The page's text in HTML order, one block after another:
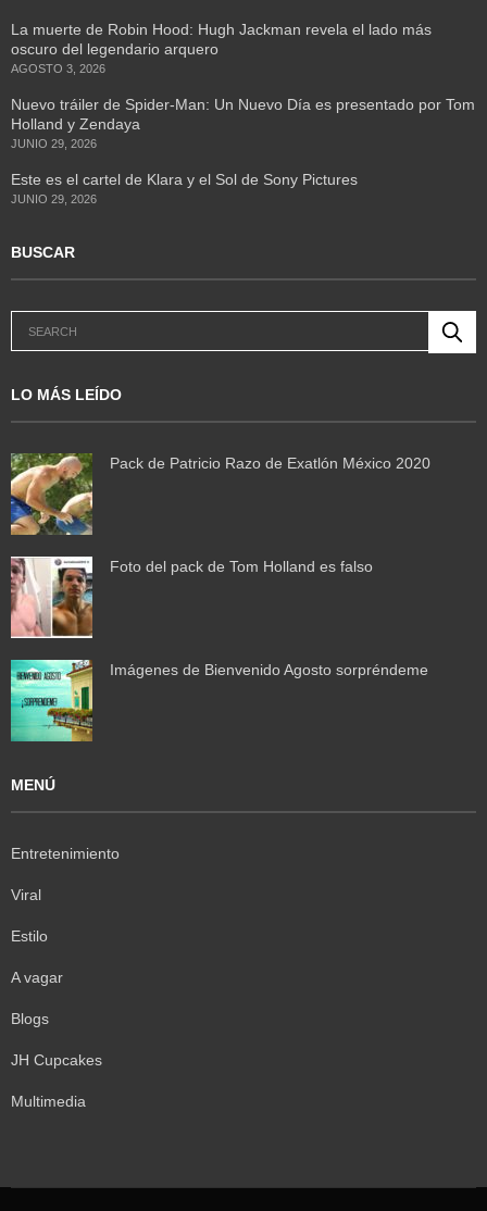
La muerte de Robin Hood: Hugh Jackman revela el lado más
oscuro del legendario arquero
AGOSTO 3, 2026
Nuevo tráiler de Spider-Man: Un Nuevo Día es presentado por Tom
Holland y Zendaya
JUNIO 29, 2026
Este es el cartel de Klara y el Sol de Sony Pictures
JUNIO 29, 2026
BUSCAR
LO MÁS LEÍDO
Pack de Patricio Razo de Exatlón México 2020
Foto del pack de Tom Holland es falso
Imágenes de Bienvenido Agosto sorpréndeme
MENÚ
Entretenimiento
Viral
Estilo
A vagar
Blogs
JH Cupcakes
Multimedia